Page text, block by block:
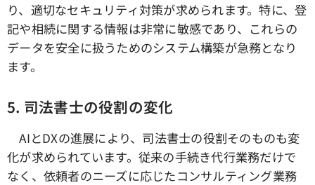
り、適切なセキュリティ対策が求められます。特に、登
記や相続に関する情報は非常に敏感であり、これらの
データを安全に扱うためのシステム構築が急務となり
ます。
5. 司法書士の役割の変化
AIとDXの進展により、司法書士の役割そのものも変
化が求められています。従来の手続き代行業務だけで
なく、依頼者のニーズに応じたコンサルティング業務